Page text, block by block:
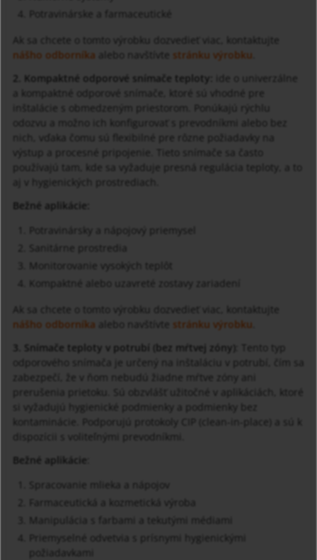
Potravinárske a farmaceutické
Ak sa chcete o tomto výrobku dozvedieť viac, kontaktujte
nášho odborníka alebo navštívte stránku výrobku
2. Kompaktné odporové snímače teploty:
ide o univerzálne
a kompaktné odporové snímače, ktoré sú vhodné pre
inštalácie s obmedzeným priestorom. Ponúkajú rýchlu
odozvu a možno ich konfigurovať s prevodníkmi alebo bez
nich, vďaka čomu sú flexibilné pre rôzne požiadavky na
výstup a procesné pripojenie. Tieto snímače sa často
používajú tam, kde sa vyžaduje presná regulácia teploty, a to
aj v hygienických prostrediach.
Bežné aplikácie:
Potravinársky a nápojový priemysel
Monitorovanie vysokých teplôt
Kompaktné alebo uzavreté zostavy zariadení
Ak sa chcete o tomto výrobku dozvedieť viac, kontaktujte
nášho odborníka alebo navštívte stránku výrobku
3. Snímače teploty v potrubí (bez mŕtvej zóny)
: Tento typ
odporového snímača je určený na inštaláciu v potrubí, čím sa
zabezpečí, že v ňom nebudú žiadne mŕtve zóny ani
prerušenia prietoku. Sú obzvlášť užitočné v aplikáciách, ktoré
si vyžadujú hygienické podmienky a podmienky bez
kontaminácie. Podporujú protokoly CIP (clean-in-place) a sú k
dispozícii s voliteľnými prevodníkmi.
Bežné aplikácie
Spracovanie mlieka a nápojov
Farmaceutická a kozmetická výroba
Manipulácia s farbami a tekutými médiami
Priemyselné odvetvia s prísnymi hygienickými
požiadavkami